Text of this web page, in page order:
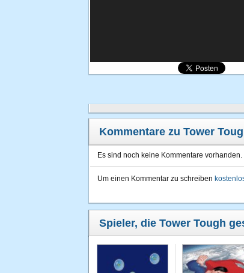
Kommentare zu Tower
Es sind noch keine Kommentare vorhanden.
Um einen Kommentar zu schreiben
Spieler, die Tower Tough